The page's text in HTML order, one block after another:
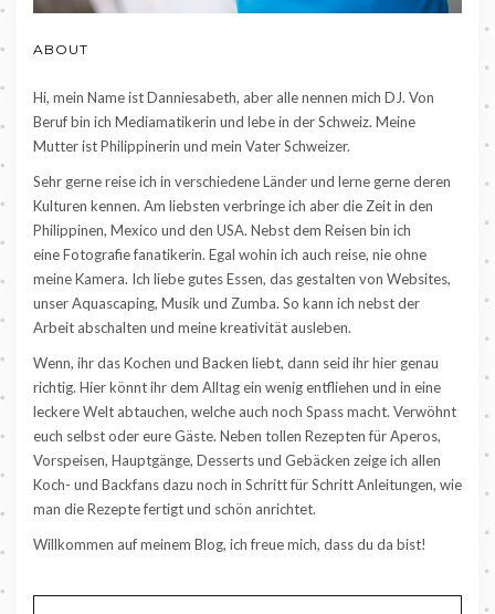
ABOUT
Hi, mein Name ist Danniesabeth, aber alle nennen mich DJ. Von
Beruf bin ich Mediamatikerin und lebe in der Schweiz. Meine
Mutter ist Philippinerin und mein Vater Schweizer.
Sehr gerne reise ich in verschiedene Länder und lerne gerne deren
Kulturen kennen. Am liebsten verbringe ich aber die Zeit in den
Philippinen, Mexico und den USA. Nebst dem Reisen bin ich
eine Fotografie fanatikerin. Egal wohin ich auch reise, nie ohne
meine Kamera. Ich liebe gutes Essen, das gestalten von Websites,
unser Aquascaping, Musik und Zumba. So kann ich nebst der
Arbeit abschalten und meine kreativität ausleben.
Wenn, ihr das Kochen und Backen liebt, dann seid ihr hier genau
richtig. Hier könnt ihr dem Alltag ein wenig entfliehen und in eine
leckere Welt abtauchen, welche auch noch Spass macht. Verwöhnt
euch selbst oder eure Gäste. Neben tollen Rezepten für Aperos,
Vorspeisen, Hauptgänge, Desserts und Gebäcken zeige ich allen
Koch- und Backfans dazu noch in Schritt für Schritt Anleitungen, wie
man die Rezepte fertigt und schön anrichtet.
Willkommen auf meinem Blog, ich freue mich, dass du da bist!